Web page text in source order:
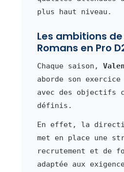
plus haut niveau.
Les ambitions
Romans en Pro
Chaque saison,
aborde son exercice
avec des objectifs
définis.
En effet, la
met en place une
recrutement et de
adaptée aux